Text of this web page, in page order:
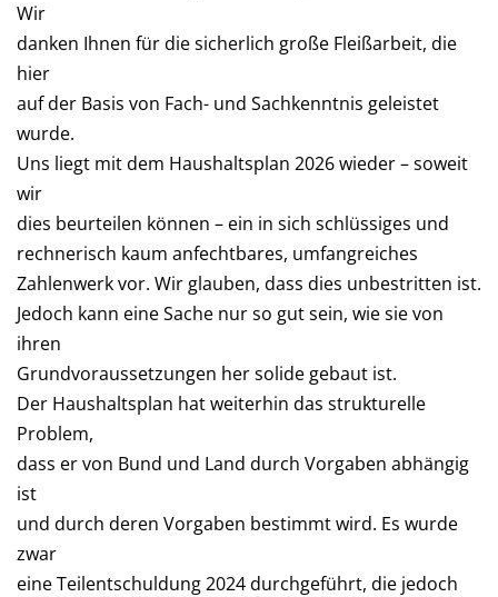
Wir
danken Ihnen für die sicherlich große Fleißarbeit, die
hier
auf der Basis von Fach- und Sachkenntnis geleistet
wurde.
Uns liegt mit dem Haushaltsplan 2026 wieder – soweit
wir
dies beurteilen können – ein in sich schlüssiges und
rechnerisch kaum anfechtbares, umfangreiches
Zahlenwerk vor. Wir glauben, dass dies unbestritten ist.
Jedoch kann eine Sache nur so gut sein, wie sie von
ihren
Grundvoraussetzungen her solide gebaut ist.
Der Haushaltsplan hat weiterhin das strukturelle
Problem,
dass er von Bund und Land durch Vorgaben abhängig
ist
und durch deren Vorgaben bestimmt wird. Es wurde
zwar
eine Teilentschuldung 2024 durchgeführt, die jedoch